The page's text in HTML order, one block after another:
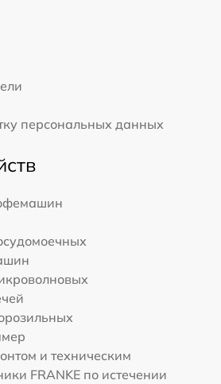
персональных данных
и техническим
FRANKE по истечении